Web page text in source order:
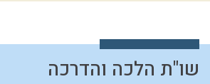
שו"ת הלכה והדרכה